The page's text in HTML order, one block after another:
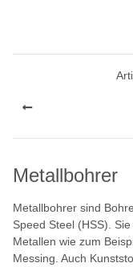
Metallbohrer
Metallbohrer sind
Speed Steel (HSS).
Metallen wie zum
Messing. Auch